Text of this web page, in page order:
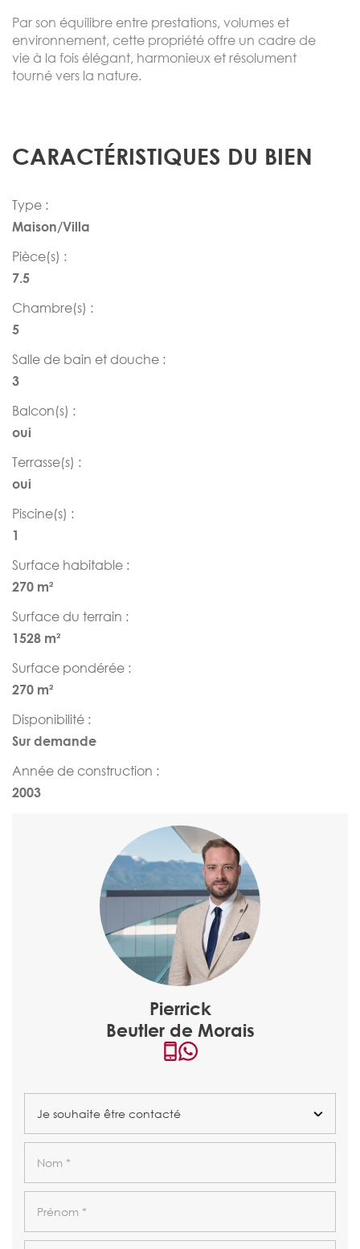
Par son équilibre entre prestations, volumes et
environnement, cette propriété offre un cadre de
vie à la fois élégant, harmonieux et résolument
tourné vers la nature.
CARACTÉRISTIQUES DU BIEN
Type :
Maison/Villa
Pièce(s) :
7.5
Chambre(s) :
5
Salle de bain et douche :
3
Balcon(s) :
oui
Terrasse(s) :
oui
Piscine(s) :
1
Surface habitable :
270 m²
Surface du terrain :
1528 m²
Surface pondérée :
270 m²
Disponibilité :
Sur demande
Année de construction :
2003
Pierrick
Beutler de Morais